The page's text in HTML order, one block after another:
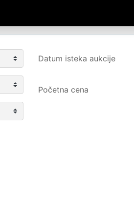
Datum isteka aukcije
Početna cena